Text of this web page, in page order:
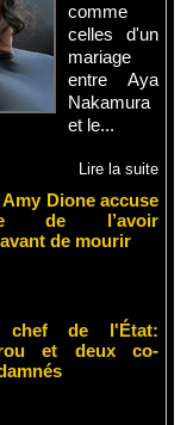
comme
celles d'un
mariage
entre Aya
Nakamura
et le...
Lire la suite
Dione accuse
de l’avoir
de mourir
chef de l'État:
et deux co-